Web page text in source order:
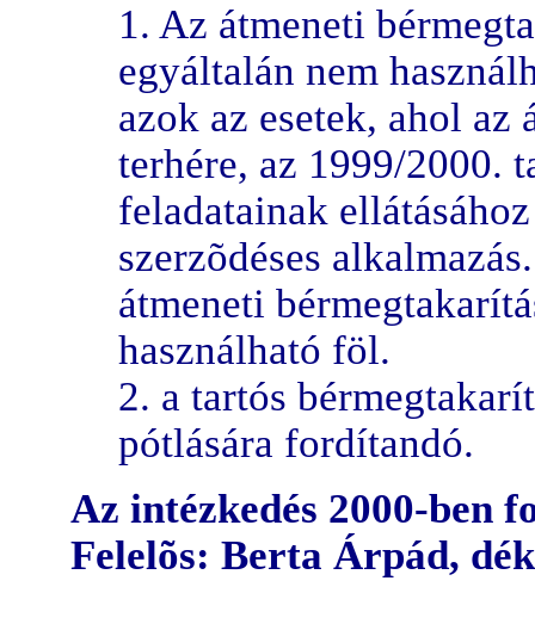
1. Az átmeneti
egyáltalán nem
azok az esetek, ahol az
terhére, az 1999/2000.
feladatainak
szerzõdéses
átmeneti
használható föl.
2. a tartós
pótlására fordítandó.
Az intézkedés 2000-ben
Felelõs: Berta Árpád,